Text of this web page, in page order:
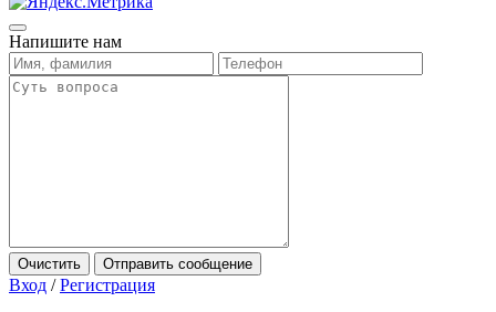
Напишите нам
Очистить Отправить сообщение
Вход / Регистрация